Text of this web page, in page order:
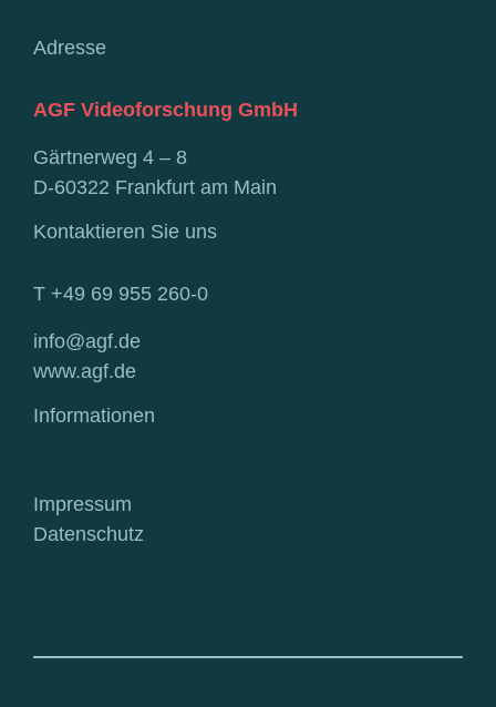
Adresse
AGF Videoforschung GmbH
Gärtnerweg 4 – 8
D-60322 Frankfurt am Main
Kontaktieren Sie uns
T +49 69 955 260-0
info@agf.de
www.agf.de
Informationen
Impressum
Datenschutz